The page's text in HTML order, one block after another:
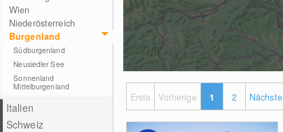
Wien
Niederösterreich
Burgenland
Südburgenland
Neusiedler See
Sonnenland
Mittelburgenland
Italien
Schweiz
Erste Vorherige 1 2 Nächste